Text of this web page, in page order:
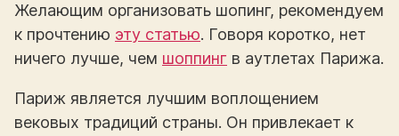
Желающим организовать шопинг, рекомендуем
к прочтению эту статью. Говоря коротко, нет
ничего лучше, чем шоппинг в аутлетах Парижа.
Париж является лучшим воплощением
вековых традиций страны. Он привлекает к